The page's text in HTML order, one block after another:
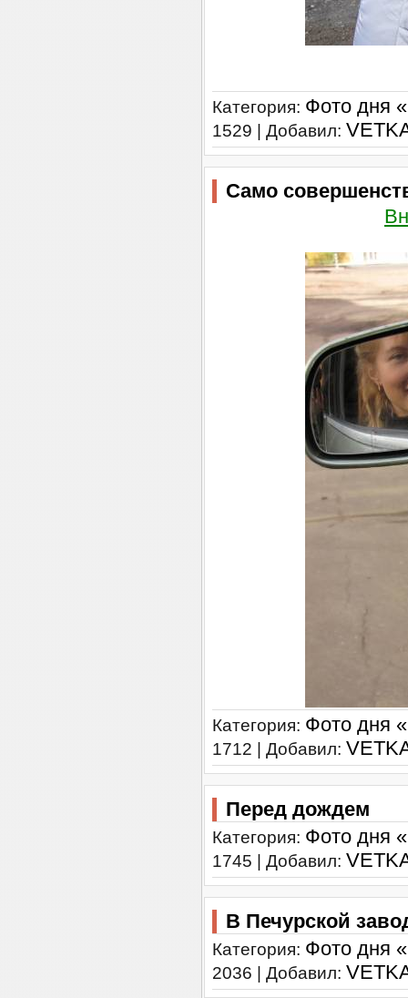
Категория: Фото дня
1529 | Добавил:
Само
Категория: Фото дня
1712 | Добавил:
Перед дождем
Категория: Фото дня
1745 | Добавил:
В Печурской
Категория: Фото дня
2036 | Добавил: